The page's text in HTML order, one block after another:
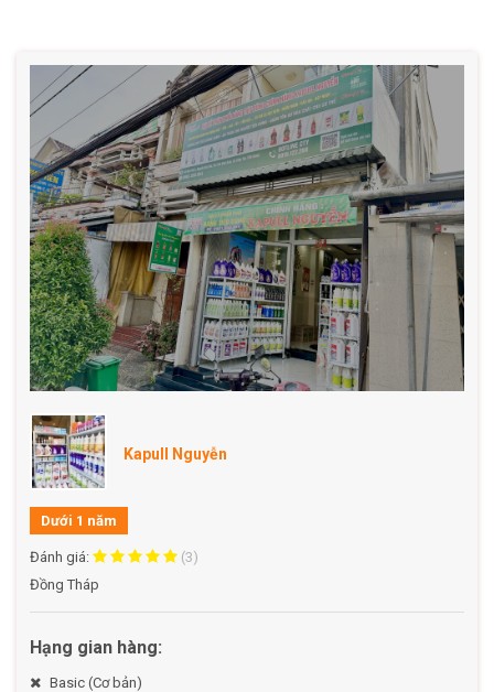
Kapull Nguyễn
Dưới 1 năm
Đánh giá:
(3)
Đồng Tháp
Hạng gian hàng:
Basic (Cơ bản)